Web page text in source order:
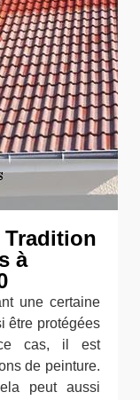
Tradition
à
une certaine
être protégées
cas, il est
de peinture.
peut aussi